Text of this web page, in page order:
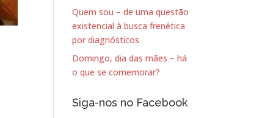
Quem sou – de uma questão
existencial à busca frenética
por diagnósticos
Domingo, dia das mães – há
o que se comemorar?
Siga-nos no Facebook